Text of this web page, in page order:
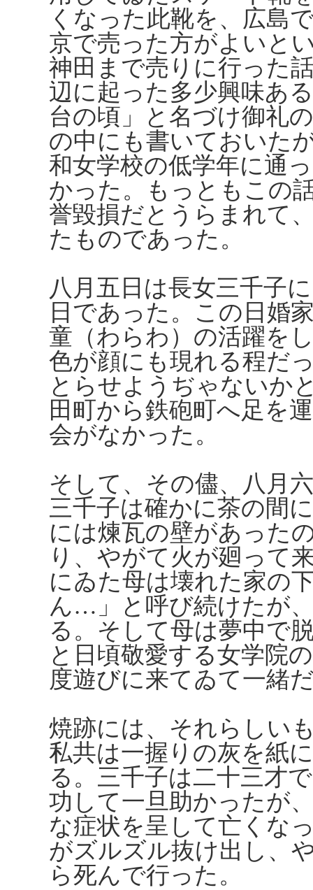
くなった此靴を、広島
京で売った方がよいと
神田まで売りに行った
辺に起った多少興味あ
台の頃」と名づけ御礼
の中にも書いておいた
和女学校の低学年に通
かった。もっともこの
誉毀損だとうらまれて
たものであった。
八月五日は長女三千子
日であった。この日婚
童（わらわ）の活躍を
色が顔にも現れる程だ
とらせようぢゃないか
田町から鉄砲町へ足を
会がなかった。
そして、その儘、八月
三千子は確かに茶の間
には煉瓦の壁があった
り、やがて火が廻って
にゐた母は壊れた家の
ん…」と呼び続けたが
る。そして母は夢中で
と日頃敬愛する女学院
度遊びに来てゐて一緒
焼跡には、それらしい
私共は一握りの灰を紙
る。三千子は二十三才
功して一旦助かったが
な症状を呈して亡くな
がズルズル抜け出し、
ら死んで行った。